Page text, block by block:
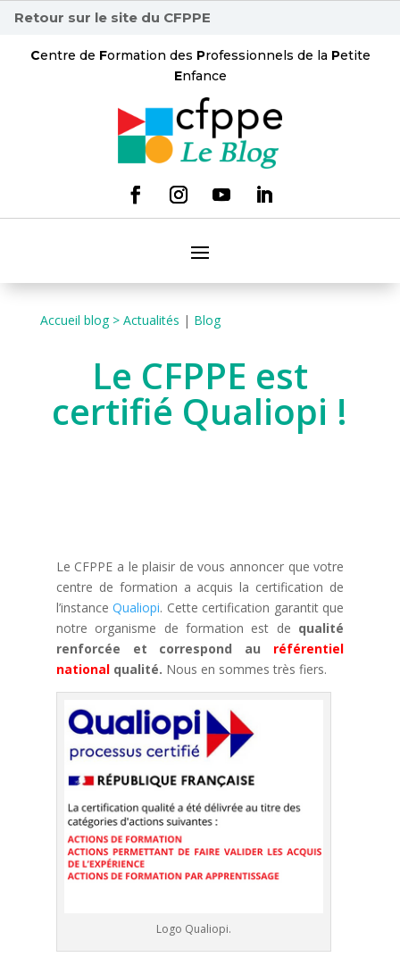
Retour sur le site du CFPPE
Centre de Formation des Professionnels de la Petite
Enfance
Accueil blog > Actualités | Blog
Le CFPPE est
certifié Qualiopi !
Le CFPPE a le plaisir de vous annoncer que votre
centre de formation a acquis la certification de
l’instanceQualiopi. Cette certification garantit que
notre organisme de formation est de qualité
renforcée et correspond au référentiel
national qualité. Nous en sommes très fiers.
Logo Qualiopi.